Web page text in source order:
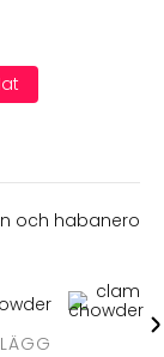
och habanero